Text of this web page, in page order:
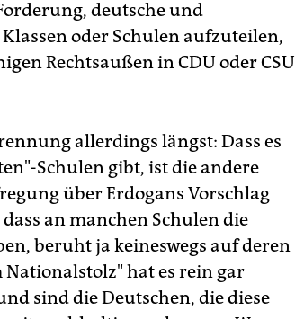
deutsche und
oder Schulen aufzuteilen,
Rechtsaußen in CDU oder CSU
allerdings längst: Dass es
Schulen gibt, ist die andere
über Erdogans Vorschlag
an manchen Schulen die
beruht ja keineswegs auf deren
hat es rein gar
sind die Deutschen, die diese